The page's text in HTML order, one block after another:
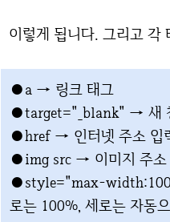
이렇게 됩니다. 그리고
●a → 링크 태그
●target="_blank" → 새
●href → 인터넷 주소 입
●img src → 이미지 주소
●style="max-
로는 100%, 세로는 자동